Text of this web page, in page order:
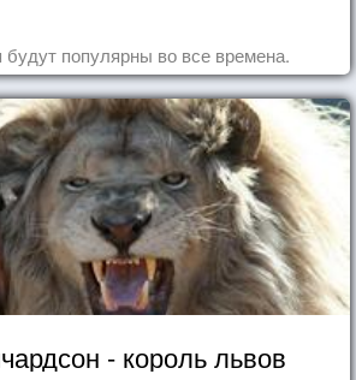
будут популярны во все времена.
- король львов